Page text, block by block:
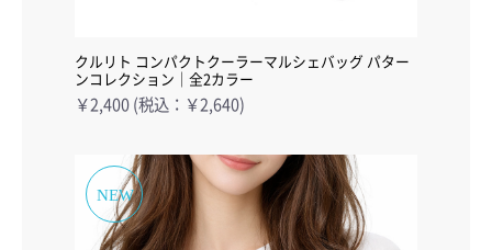
クルリト コンパクトクーラーマルシェバッグ パター
ンコレクション｜全2カラー
￥2,400 (税込：￥2,640)